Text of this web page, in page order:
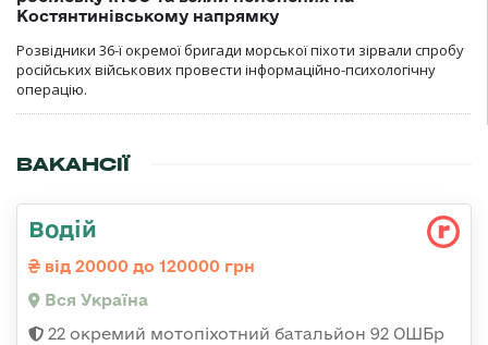
Костянтинівському напрямку
Розвідники 36-ї окремої бригади морської піхоти зірвали спробу
російських військових провести інформаційно-психологічну
операцію.
ВАКАНСІЇ
Водій
від 20000 до 120000 грн
Вся Україна
22 окремий мотопіхотний батальйон 92 ОШБр